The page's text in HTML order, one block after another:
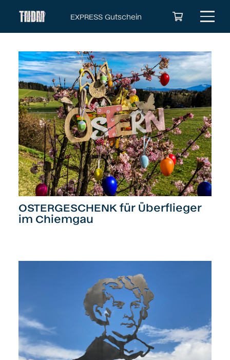
EXPRESS Gutschein
OSTERGESCHENK für Überflieger
im Chiemgau